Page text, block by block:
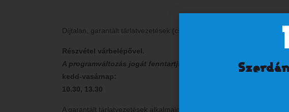
Díjtalan, garantált tárlatvezetések (csak egyéni látogatók számára,
Részvétel várbelépővel.
A programváltozás jogát fenntartjuk.
kedd-vasárnap:
10.30, 13.30
A garantált tárlatvezetések alkalmain túl vezetést kérő egyéni